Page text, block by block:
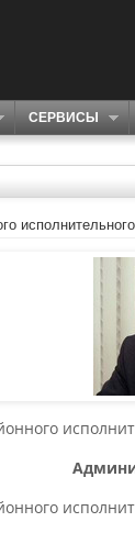
СЕРВИСЫ